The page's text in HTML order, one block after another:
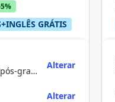
GRÁTIS
Especialização (pós-graduação)
Alterar
Alterar